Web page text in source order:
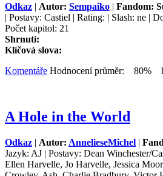
Odkaz | Autor: Sempaiko | Fandom:
| Postavy: Castiel | Rating: | Slash: ne |
Počet kapitol: 21
Shrnutí:
Klíčová slova:
Komentáře Hodnocení průměr: 80%
A Hole in the World
Odkaz | Autor: AnnelieseMichel |
Jazyk: AJ | Postavy: Dean Winchester/
Ellen Harvelle, Jo Harvelle, Jessica